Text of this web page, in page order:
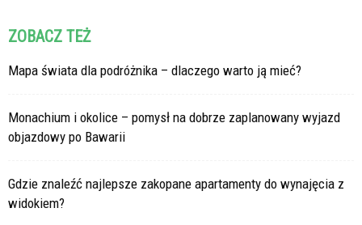
ZOBACZ TEŻ
Mapa świata dla podróżnika – dlaczego warto ją mieć?
Monachium i okolice – pomysł na dobrze zaplanowany wyjazd
objazdowy po Bawarii
Gdzie znaleźć najlepsze zakopane apartamenty do wynajęcia z
widokiem?